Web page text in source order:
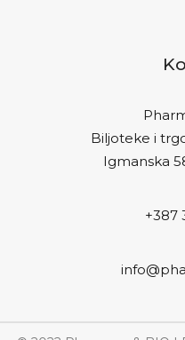
Biljoteke i
Igmanska
+387